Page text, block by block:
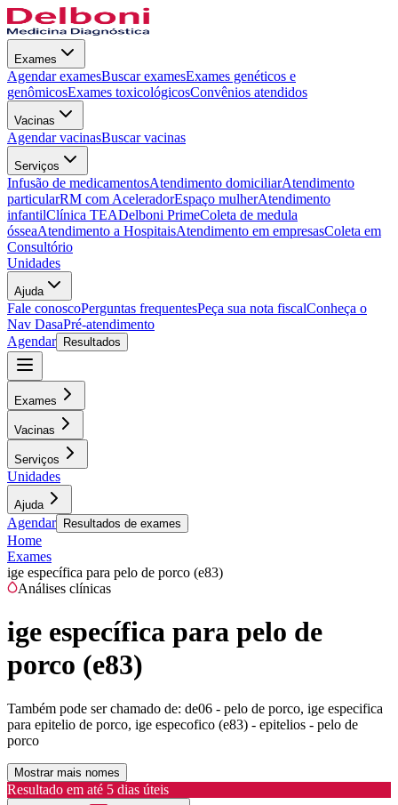
Exames
Agendar examesBuscar examesExames genéticos e
genômicosExames toxicológicosConvênios atendidos
Vacinas
Agendar vacinasBuscar vacinas
Serviços
Infusão de medicamentosAtendimento domiciliarAtendimento
particularRM com AceleradorEspaço mulherAtendimento
infantilClínica TEADelboni PrimeColeta de medula
ósseaAtendimento a HospitaisAtendimento em empresasColeta em
Consultório
Unidades
Ajuda
Fale conoscoPerguntas frequentesPeça sua nota fiscalConheça o
Nav DasaPré-atendimento
Agendar
Resultados
Exames
Vacinas
Serviços
Unidades
Ajuda
Agendar Resultados de exames
Home
Exames
ige específica para pelo de porco (e83)
Análises clínicas
ige específica para pelo de
porco (e83)
Também pode ser chamado de: de06 - pelo de porco, ige especifica
para epitelio de porco, ige especofico (e83) - epitelios - pelo de
porco
Mostrar mais nomes
Resultado em até 5 dias úteis